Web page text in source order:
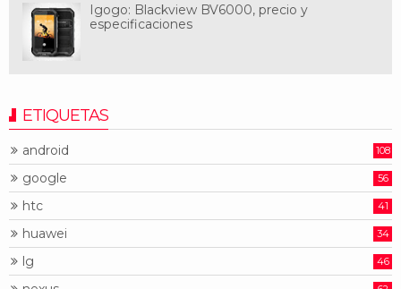
Igogo: Blackview BV6000, precio y
especificaciones
ETIQUETAS
android 108
google 56
htc 41
huawei 34
lg 46